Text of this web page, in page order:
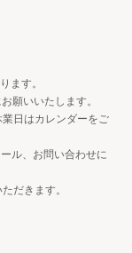
ます。
願いいたします。
日はカレンダーをご
ル、お問い合わせに
だきます。